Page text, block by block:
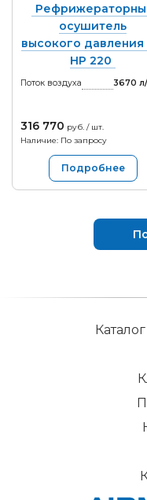
осушитель
высокого давления
HP 220
Поток воздуха 3670
316 770 руб. / шт.
Наличие: По запросу
Подробнее